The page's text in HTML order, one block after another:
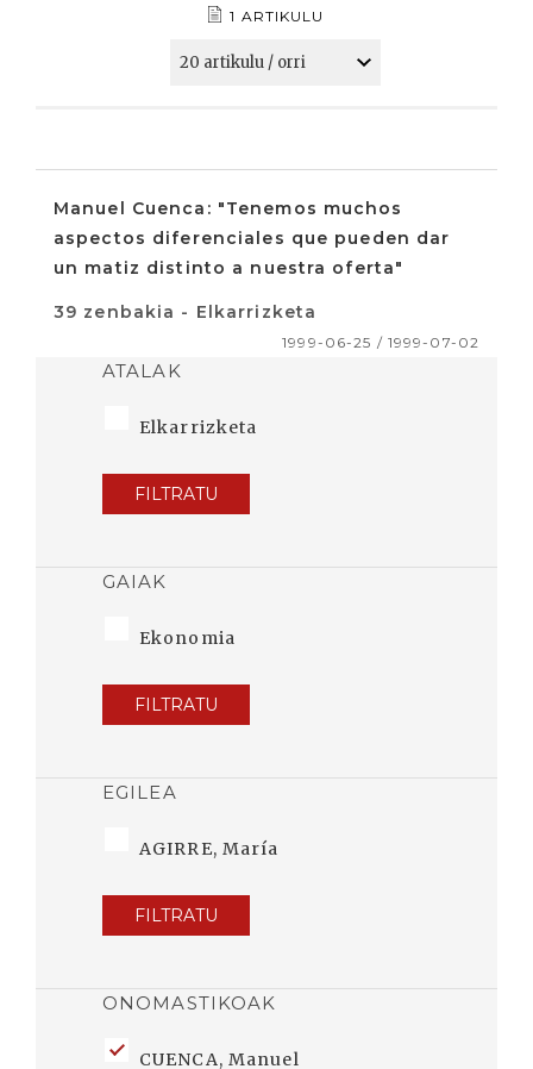
1 ARTIKULU
Manuel Cuenca: "Tenemos muchos
aspectos diferenciales que pueden dar
un matiz distinto a nuestra oferta"
39 zenbakia - Elkarrizketa
1999-06-25 / 1999-07-02
ATALAK
Elkarrizketa
FILTRATU
GAIAK
Ekonomia
FILTRATU
EGILEA
AGIRRE, María
FILTRATU
ONOMASTIKOAK
CUENCA, Manuel